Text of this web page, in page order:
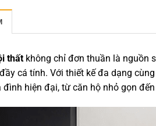
thất không chỉ đơn thuần là nguồn
cá tính. Với thiết kế đa dạng
đình hiện đại, từ căn hộ nhỏ gọn